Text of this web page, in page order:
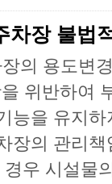
차장 불법
의 용도변
위반하여
능을 유지
장의 관리
우 시설물